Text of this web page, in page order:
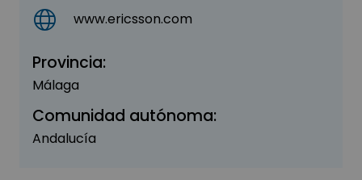
www.ericsson.com
Provincia:
Málaga
Comunidad autónoma:
Andalucía